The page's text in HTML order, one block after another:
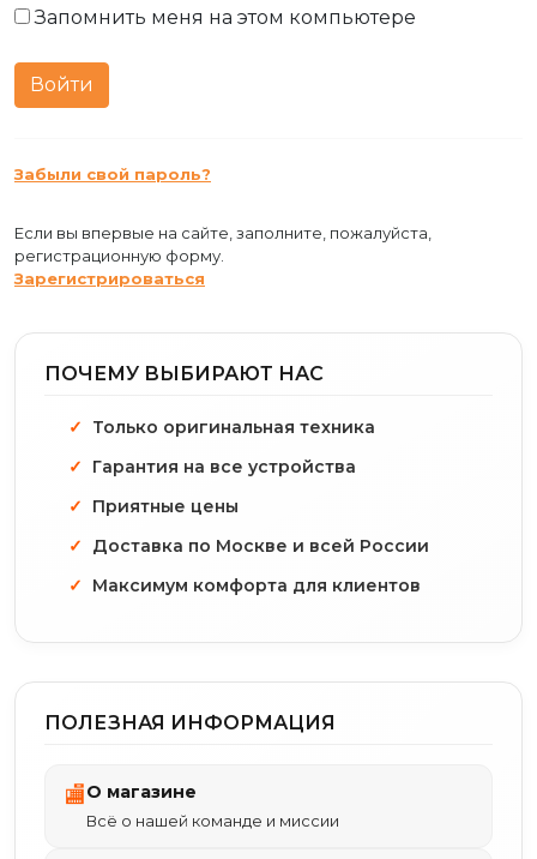
Запомнить меня на этом компьютере
Забыли свой пароль?
Если вы впервые на сайте, заполните, пожалуйста,
регистрационную форму.
Зарегистрироваться
ПОЧЕМУ ВЫБИРАЮТ НАС
Только оригинальная техника
Гарантия на все устройства
Приятные цены
Доставка по Москве и всей России
Максимум комфорта для клиентов
ПОЛЕЗНАЯ ИНФОРМАЦИЯ
🏬О магазине
Всё о нашей команде и миссии